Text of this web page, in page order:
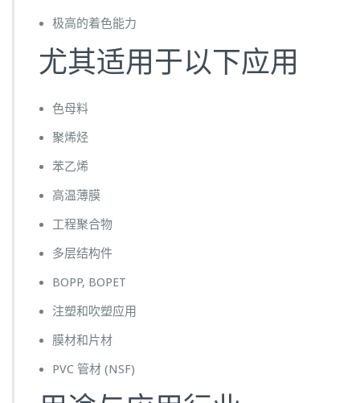
极高的着色能力
尤其适用于以下应用
色母料
聚烯烃
苯乙烯
高温薄膜
工程聚合物
多层结构件
BOPP, BOPET
注塑和吹塑应用
膜材和片材
PVC 管材 (NSF)